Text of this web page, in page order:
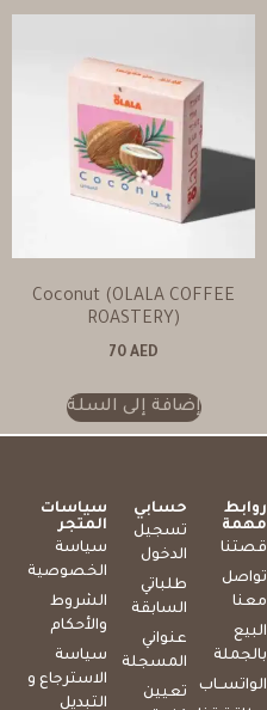
Coconut (OLALA COFFEE
ROASTERY)
70 AED
إضافة إلى السلة
روابط
مهمة
قصتنا
تواصل
معنا
البيع
بالجملة
الواتســاب
حسابي
تسجيل
الدخول
طلباتي
السابقة
عنواني
المسجلة
تعيين
سياسات
المتجر
سياسة
الخصوصية
الشروط
والأحكام
سياسة
الاسترجاع و
التبديل